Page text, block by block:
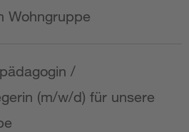
Wohngruppe
/
(m/w/d) für unsere